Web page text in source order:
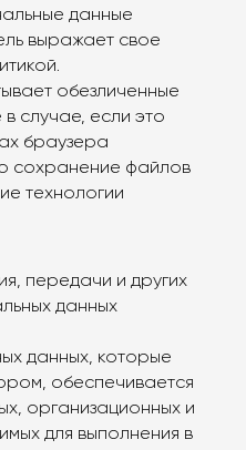
данные
выражает свое
обезличенные
случае, если это
браузера
сохранение файлов
технологии
передачи и других
данных
данных, которые
обеспечивается
организационных и
для выполнения в